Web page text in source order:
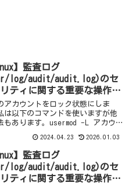
】監査ログ
log/audit/audit.log)のセ
ティに関する重要な操作記
接続失敗(アカウントロ
の確認手順
アカウントをロック状態にしま
は以下のコマンドを使いますが他
もあります。usermod -L アカウ
しサーバーに接続します。SFTPの
ォルトポート番号は22です。アカ
...
2024.04.23 2026.01.03
】監査ログ
log/audit/audit.log)のセ
ティに関する重要な操作記